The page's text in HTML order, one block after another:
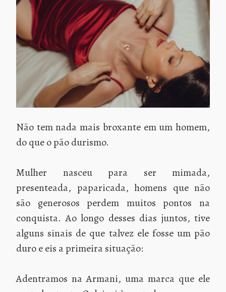
Não tem nada mais broxante em um homem,
do que o pão durismo.
Mulher nasceu para ser mimada,
presenteada, paparicada, homens que não
são generosos perdem muitos pontos na
conquista. Ao longo desses dias juntos, tive
alguns sinais de que talvez ele fosse um pão
duro e eis a primeira situação:
Adentramos na Armani, uma marca que ele